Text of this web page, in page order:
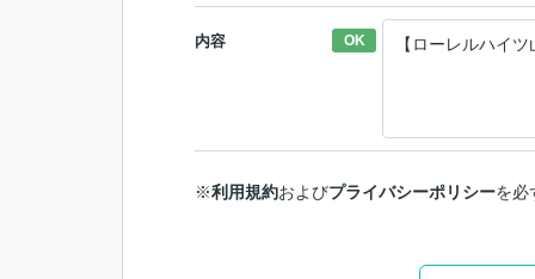
内容 OK
※利用規約およびプライバシーポリシーを必